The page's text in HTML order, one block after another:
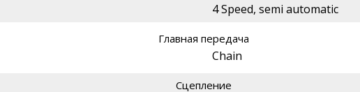
4 Speed, semi automatic
Главная передача
Chain
Сцепление